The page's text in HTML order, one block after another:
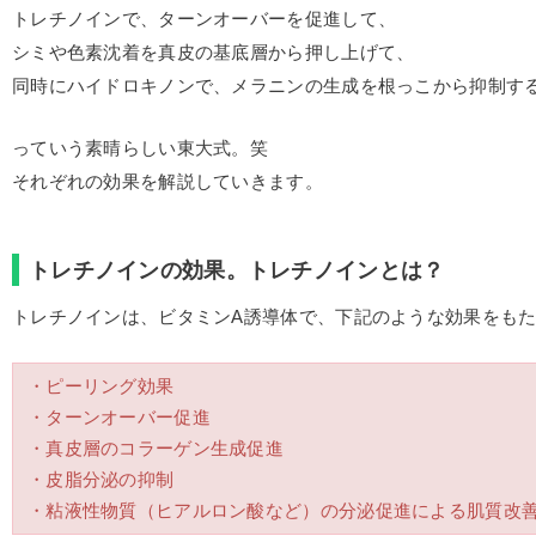
トレチノインで、ターンオーバーを促進して、
シミや色素沈着を真皮の基底層から押し上げて、
同時にハイドロキノンで、メラニンの生成を根っこから抑制す
っていう素晴らしい東大式。笑
それぞれの効果を解説していきます。
トレチノインの効果。トレチノインとは？
トレチノインは、ビタミンA誘導体で、下記のような効果をもた
・ピーリング効果
・ターンオーバー促進
・真皮層のコラーゲン生成促進
・皮脂分泌の抑制
・粘液性物質（ヒアルロン酸など）の分泌促進による肌質改